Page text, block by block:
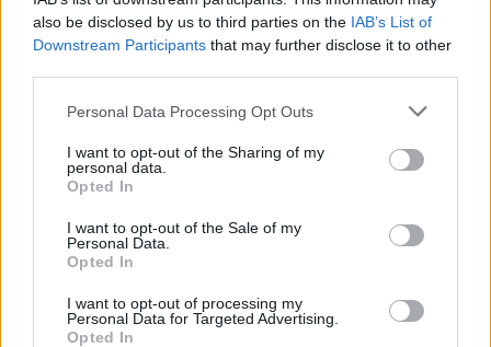
also be disclosed by us to third parties on the IAB’s List of
Downstream Participants that may further disclose it to other
Please note that this website/app uses one or more Google
not limited to your visit or usage behaviour. You may click to
grant or deny consent to Google and its third-party tags to
use your data for below specified purposes in below Google
consent section.
Personal Data Processing Opt Outs
I want to opt-out of the Sharing of my
personal data.
Opted In
I want to opt-out of the Sale of my
Personal Data.
Opted In
I want to opt-out of processing my
Personal Data for Targeted Advertising.
Opted In
Η ΣΤΗΛΗ ΜΑΣ